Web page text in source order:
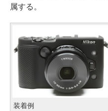
属する。
装着例